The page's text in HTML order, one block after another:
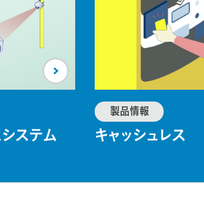
ステム
製品情報
キャッシュレス